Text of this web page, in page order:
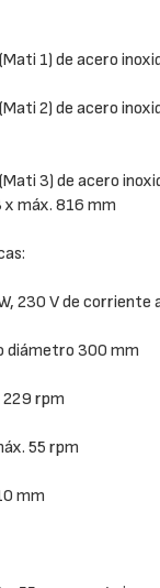
1) de acero
2) de acero
3) de acero
x máx. 816 mm
230 V de
diámetro 300 mm
229 rpm
55 rpm
mm